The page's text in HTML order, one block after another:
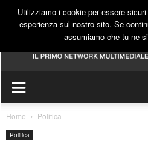
Home Politica
Politica
Utilizziamo i cookie per essere
esperienza sul nostro sito. Se
assumiamo che tu ne